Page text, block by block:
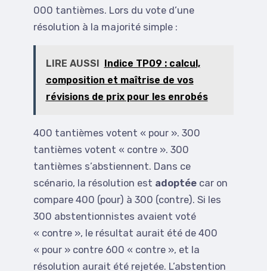
000 tantièmes. Lors du vote d’une
résolution à la majorité simple :
LIRE AUSSI Indice TP09 : calcul,
composition et maîtrise de vos
révisions de prix pour les enrobés
400 tantièmes votent « pour ». 300
tantièmes votent « contre ». 300
tantièmes s’abstiennent. Dans ce
scénario, la résolution est adoptée car on
compare 400 (pour) à 300 (contre). Si les
300 abstentionnistes avaient voté
« contre », le résultat aurait été de 400
« pour » contre 600 « contre », et la
résolution aurait été rejetée. L’abstention